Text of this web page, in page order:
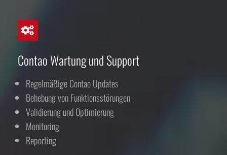
Contao Wartung und Support
Regelmäßige Contao Updates
Behebung von Funktionsstörungen
Validierung und Optimierung
Monitoring
Reporting